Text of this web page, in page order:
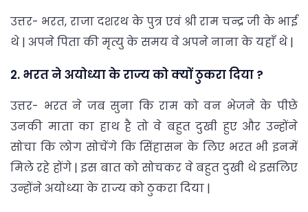
उत्तर- भरत, राजा दशरथ के पुत्र एवं श्री राम चन्द्र जी के भाई
थे | अपने पिता की मृत्यु के समय वे अपने नाना के यहाँ थे |
2. भरत ने अयोध्या के राज्य को क्यों ठुकरा दिया ?
उत्तर- भरत ने जब सुना कि राम को वन भेजने के पीछे
उनकी माता का हाथ है तो वे बहुत दुखी हुए और उन्होंने
सोचा कि लोग सोचेंगे कि सिंहासन के लिए भरत भी इनमें
मिले रहे होंगे | इस बात को सोचकर वे बहुत दुखी थे इसलिए
उन्होंने अयोध्या के राज्य को ठुकरा दिया |